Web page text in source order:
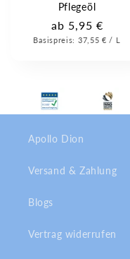
Pflegeöl
Normaler
Preis
ab 5,95 €
Basispreis: Grundpreis
37,55 € / Pro
L
Apollo Dion
Versand & Zahlung
Blogs
Vertrag widerrufen